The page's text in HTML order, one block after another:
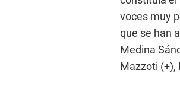
voces muy
que se han
Medina
Mazzoti (+),